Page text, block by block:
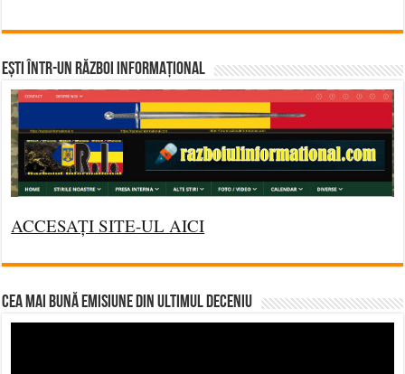
Ești într-un RĂZBOI INFORMAȚIONAL
ACCESAȚI SITE-UL AICI
CEA MAI BUNĂ EMISIUNE DIN ULTIMUL DECENIU